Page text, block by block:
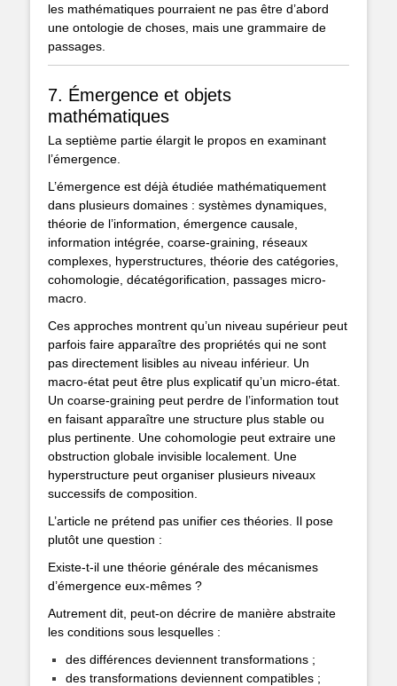
les mathématiques pourraient ne pas être d’abord
une ontologie de choses, mais une grammaire de
passages.
7. Émergence et objets
mathématiques
La septième partie élargit le propos en examinant
l’émergence.
L’émergence est déjà étudiée mathématiquement
dans plusieurs domaines : systèmes dynamiques,
théorie de l’information, émergence causale,
information intégrée, coarse-graining, réseaux
complexes, hyperstructures, théorie des catégories,
cohomologie, décatégorification, passages micro-
macro.
Ces approches montrent qu’un niveau supérieur peut
parfois faire apparaître des propriétés qui ne sont
pas directement lisibles au niveau inférieur. Un
macro-état peut être plus explicatif qu’un micro-état.
Un coarse-graining peut perdre de l’information tout
en faisant apparaître une structure plus stable ou
plus pertinente. Une cohomologie peut extraire une
obstruction globale invisible localement. Une
hyperstructure peut organiser plusieurs niveaux
successifs de composition.
L’article ne prétend pas unifier ces théories. Il pose
plutôt une question :
Existe-t-il une théorie générale des mécanismes
d’émergence eux-mêmes ?
Autrement dit, peut-on décrire de manière abstraite
les conditions sous lesquelles :
des différences deviennent transformations ;
des transformations deviennent compatibles ;